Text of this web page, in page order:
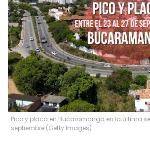
Pico y placa en Bucaramanga en la última
septiembre (Getty Images)